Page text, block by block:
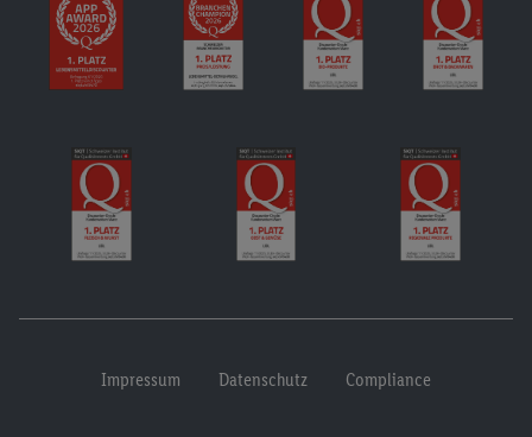
Impressum Datenschutz Compliance